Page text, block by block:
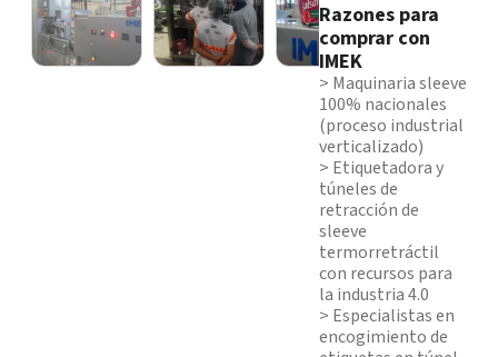
Razones para
comprar con
IMEK
> Maquinaria sleeve
100% nacionales
(proceso industrial
verticalizado)
> Etiquetadora y
túneles de
retracción de
sleeve
termorretráctil
con recursos para
la industria 4.0
> Especialistas en
encogimiento de